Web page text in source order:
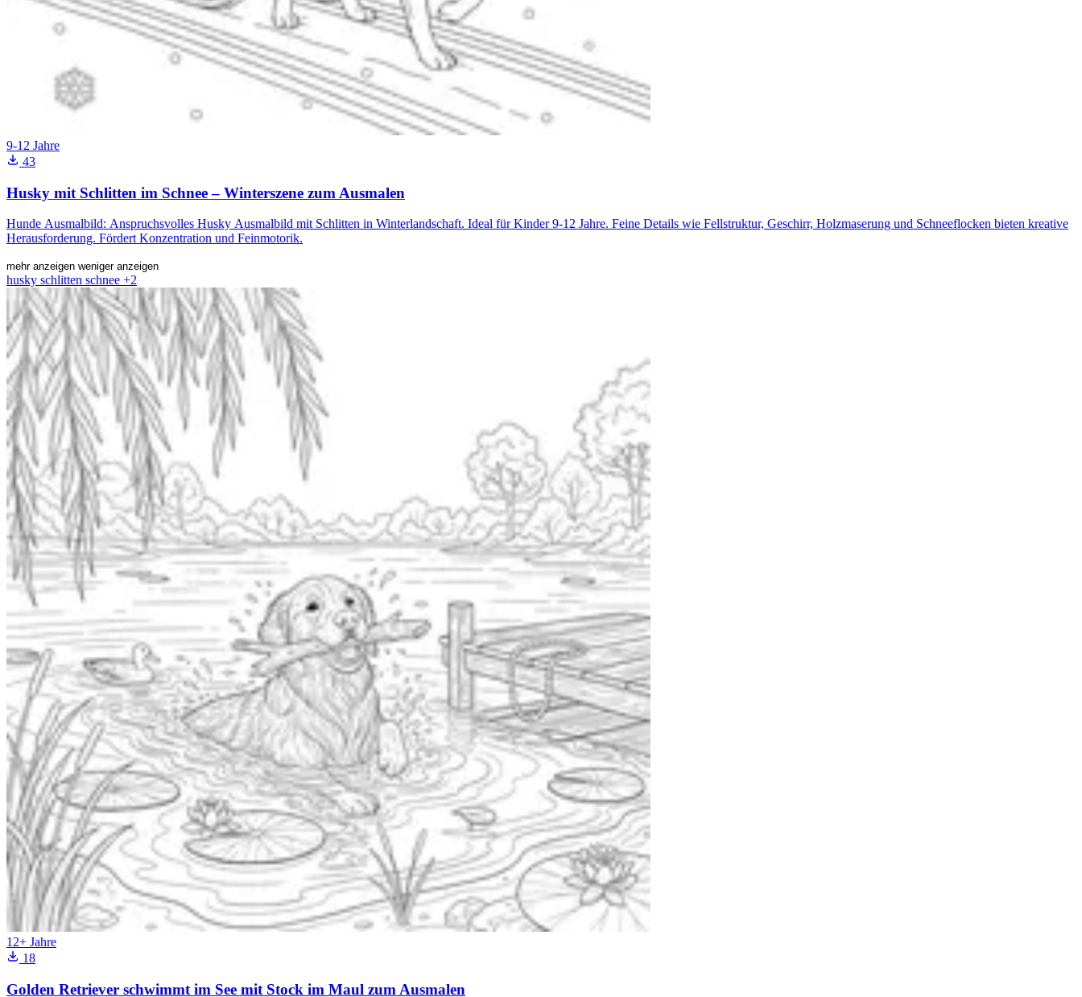
9-12 Jahre
43
Husky mit Schlitten im Schnee – Winterszene zum Ausmalen
Hunde Ausmalbild: Anspruchsvolles Husky Ausmalbild mit Schlitten in Winterlandschaft. Ideal für Kinder 9-12 Jahre. Feine Details wie Fellstruktur, Geschirr, Holzmaserung und Schneeflocken bieten kreative
Herausforderung. Fördert Konzentration und Feinmotorik.
mehr anzeigen weniger anzeigen
husky schlitten schnee +2
12+ Jahre
18
Golden Retriever schwimmt im See mit Stock im Maul zum Ausmalen